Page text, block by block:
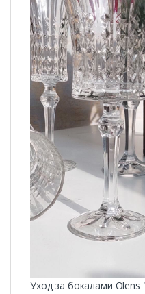
Уход за бокалами